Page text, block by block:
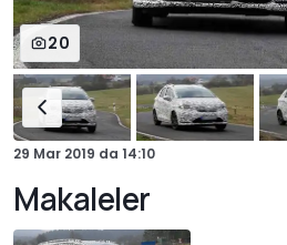
20
29 Mar 2019 da 14:10
Makaleler